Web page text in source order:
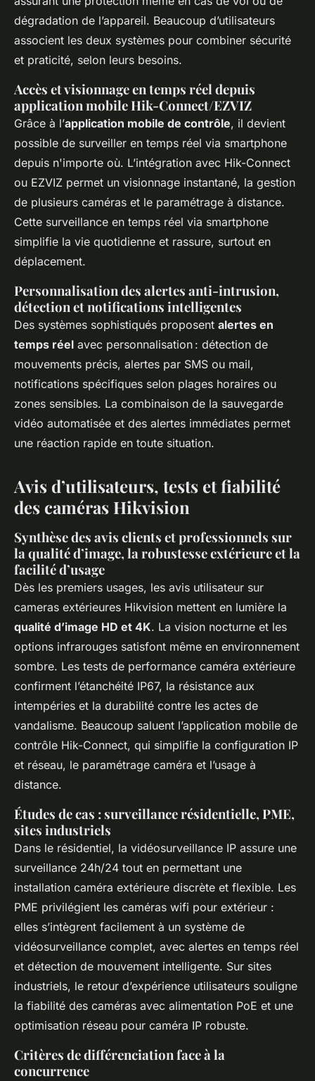
dégradation de l’appareil. Beaucoup d’utilisateurs
associent les deux systèmes pour combiner sécurité
et praticité, selon leurs besoins.
Accès et visionnage en temps réel depuis
application mobile Hik-Connect/EZVIZ
Grâce à l’application mobile de contrôle, il devient
possible de surveiller en temps réel via smartphone
depuis n'importe où. L’intégration avec Hik-Connect
ou EZVIZ permet un visionnage instantané, la gestion
de plusieurs caméras et le paramétrage à distance.
Cette surveillance en temps réel via smartphone
simplifie la vie quotidienne et rassure, surtout en
déplacement.
Personnalisation des alertes anti-intrusion,
détection et notifications intelligentes
Des systèmes sophistiqués proposent alertes en
temps réel avec personnalisation : détection de
mouvements précis, alertes par SMS ou mail,
notifications spécifiques selon plages horaires ou
zones sensibles. La combinaison de la sauvegarde
vidéo automatisée et des alertes immédiates permet
une réaction rapide en toute situation.
Avis d’utilisateurs, tests et fiabilité
des caméras Hikvision
Synthèse des avis clients et professionnels sur
la qualité d’image, la robustesse extérieure et la
facilité d’usage
Dès les premiers usages, les avis utilisateur sur
cameras extérieures Hikvision mettent en lumière la
qualité d’image HD et 4K. La vision nocturne et les
options infrarouges satisfont même en environnement
sombre. Les tests de performance caméra extérieure
confirment l’étanchéité IP67, la résistance aux
intempéries et la durabilité contre les actes de
vandalisme. Beaucoup saluent l’application mobile de
contrôle Hik-Connect, qui simplifie la configuration IP
et réseau, le paramétrage caméra et l’usage à
distance.
Études de cas : surveillance résidentielle, PME,
sites industriels
Dans le résidentiel, la vidéosurveillance IP assure une
surveillance 24h/24 tout en permettant une
installation caméra extérieure discrète et flexible. Les
PME privilégient les caméras wifi pour extérieur :
elles s’intègrent facilement à un système de
vidéosurveillance complet, avec alertes en temps réel
et détection de mouvement intelligente. Sur sites
industriels, le retour d’expérience utilisateurs souligne
la fiabilité des caméras avec alimentation PoE et une
optimisation réseau pour caméra IP robuste.
Critères de différenciation face à la
concurrence